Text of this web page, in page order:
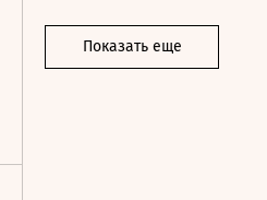
Показать еще